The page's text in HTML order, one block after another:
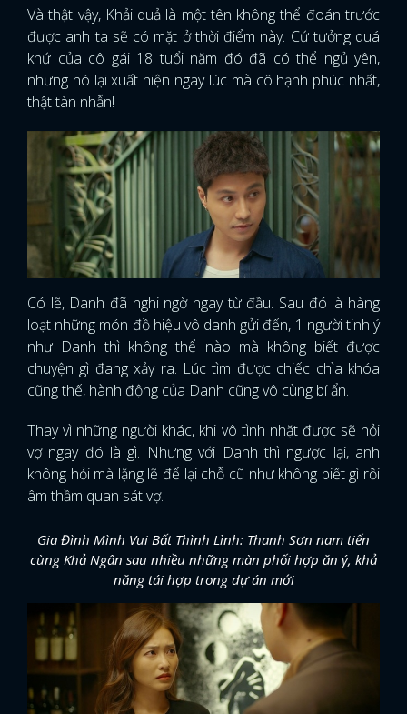
Và thật vậy, Khải quả là một tên không thể đoán trước
được anh ta sẽ có mặt ở thời điểm này. Cứ tưởng quá
khứ của cô gái 18 tuổi năm đó đã có thể ngủ yên,
nhưng nó lại xuất hiện ngay lúc mà cô hạnh phúc nhất,
thật tàn nhẫn!
Có lẽ, Danh đã nghi ngờ ngay từ đầu. Sau đó là hàng
loạt những món đồ hiệu vô danh gửi đến, 1 người tinh ý
như Danh thì không thể nào mà không biết được
chuyện gì đang xảy ra. Lúc tìm được chiếc chìa khóa
cũng thế, hành động của Danh cũng vô cùng bí ẩn.
Thay vì những người khác, khi vô tình nhặt được sẽ hỏi
vợ ngay đó là gì. Nhưng với Danh thì ngược lại, anh
không hỏi mà lặng lẽ để lại chỗ cũ như không biết gì rồi
âm thầm quan sát vợ.
Gia Đình Mình Vui Bất Thình Lình: Thanh Sơn nam tiến
cùng Khả Ngân sau nhiều những màn phối hợp ăn ý, khả
năng tái hợp trong dự án mới